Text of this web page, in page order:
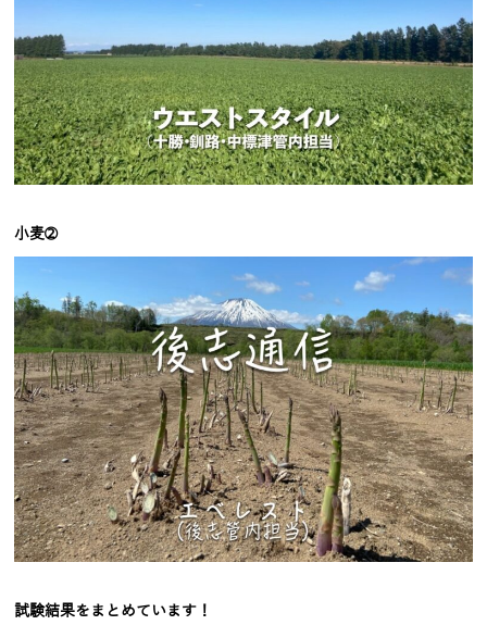
小麦➁
試験結果をまとめています！